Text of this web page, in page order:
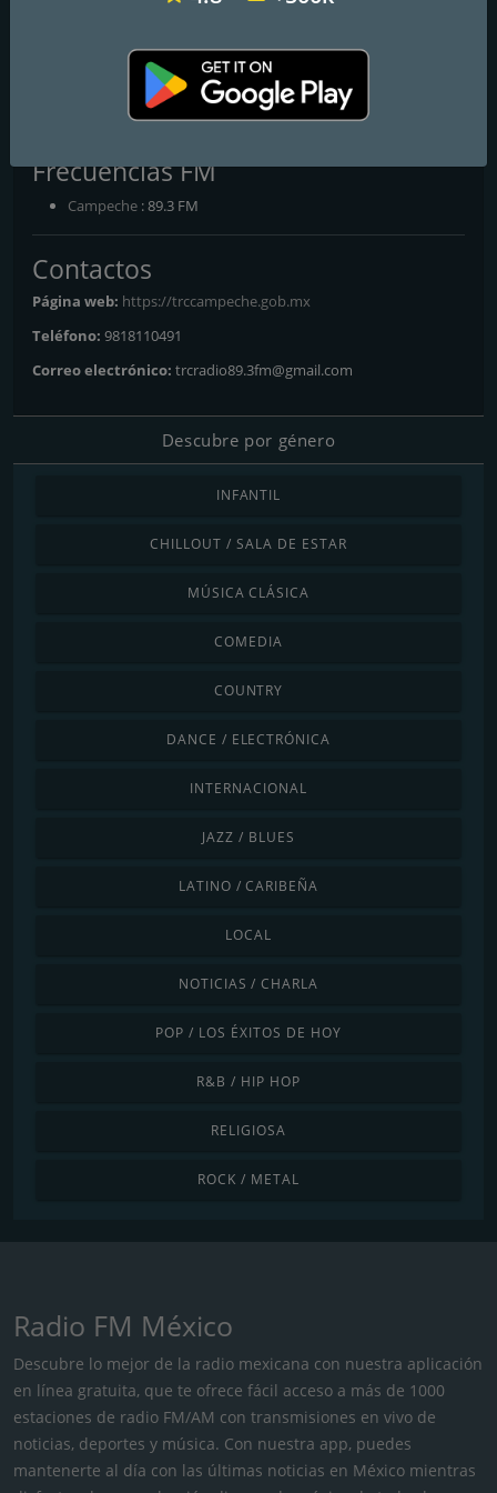
capital campechana, TRC Radio 89.3 FM trabaja día a día para ser
un referente de calidad en la radiodifusión pública, destacando
por su compromiso con el bienestar y la formación de una
sociedad informada y participativa.
Frecuencias FM
Campeche : 89.3 FM
Contactos
Página web: https://trccampeche.gob.mx
Teléfono: 9818110491
Correo electrónico: trcradio89.3fm@gmail.com
Descubre por género
INFANTIL
CHILLOUT / SALA DE ESTAR
MÚSICA CLÁSICA
COMEDIA
COUNTRY
DANCE / ELECTRÓNICA
INTERNACIONAL
JAZZ / BLUES
LATINO / CARIBEÑA
LOCAL
NOTICIAS / CHARLA
POP / LOS ÉXITOS DE HOY
R&B / HIP HOP
RELIGIOSA
ROCK / METAL
Radio FM México
Descubre lo mejor de la radio mexicana con nuestra aplicación
en línea gratuita, que te ofrece fácil acceso a más de 1000
estaciones de radio FM/AM con transmisiones en vivo de
noticias, deportes y música. Con nuestra app, puedes
mantenerte al día con las últimas noticias en México mientras